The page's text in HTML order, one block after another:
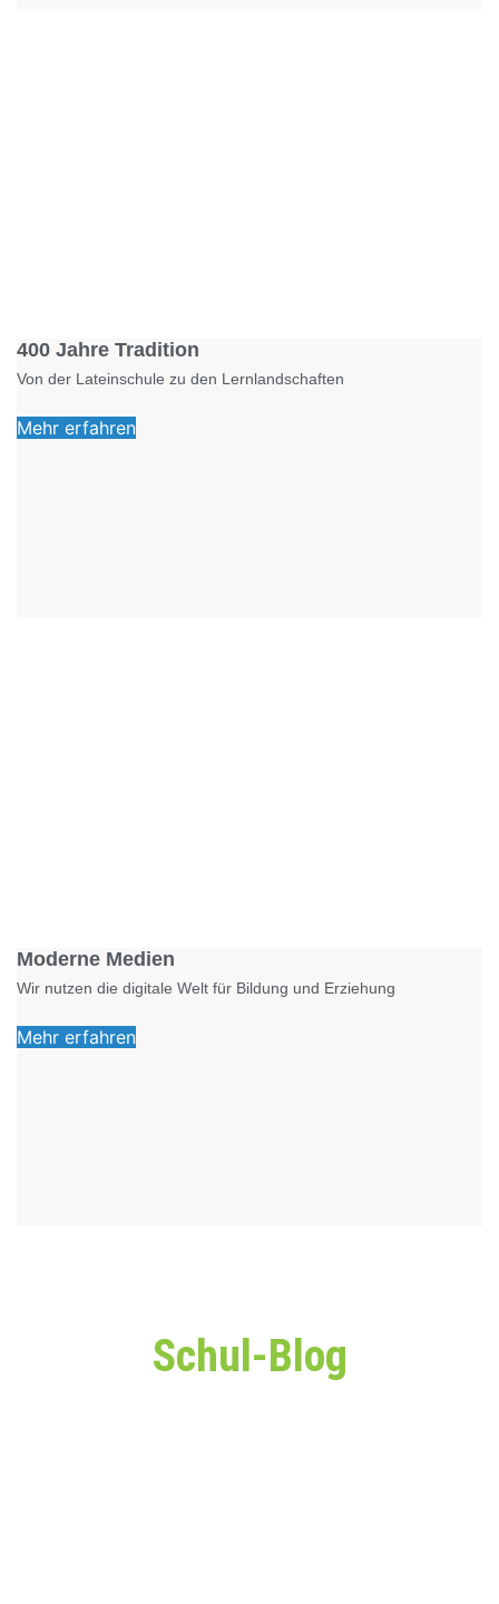
400 Jahre Tradition
Von der Lateinschule zu den Lernlandschaften
Mehr erfahren
Moderne Medien
Wir nutzen die digitale Welt für Bildung und Erziehung
Mehr erfahren
Schul-Blog